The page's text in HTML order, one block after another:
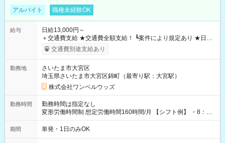
アルバイト 職種未経験OK
給与
日給13,000円～
＋交通費支給 ★交通費全額支給！ ┗案件により規定あり ★日払
いOK！（規定あり） ┗働いたその日に現金GET♪ お仕事後はコ
ンビニATMから 日払い分を引き落とせます！ 【試用期間】試
交通費別途支給あり
勤務地
さいたま市大宮区
埼玉県さいたま市大宮区錦町（最寄り駅：大宮駅）
株式会社ワンベルウッズ
勤務時間
勤務時間は指定なし
変形労働時間制 想定労働時間160時間/月 【シフト例】 ・8：00
～21：00
期間 単発・1日のみOK